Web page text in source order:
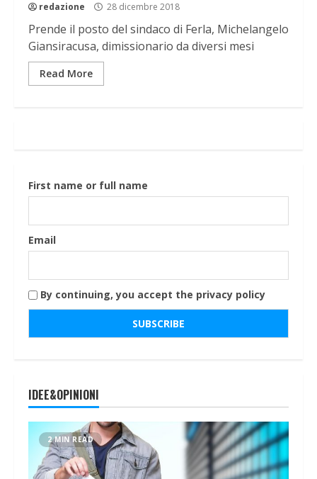
redazione 28 dicembre 2018
Prende il posto del sindaco di Ferla, Michelangelo
Giansiracusa, dimissionario da diversi mesi
Read More
First name or full name
Email
By continuing, you accept the privacy policy
IDEE&OPINIONI
2 MIN READ